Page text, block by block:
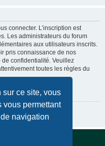
sur ce site, vous
vous permettant
navigation
connecter. L’inscription est
Les administrateurs du forum
aux utilisateurs inscrits.
pris connaissance de nos
confidentialité. Veuillez
toutes les règles du